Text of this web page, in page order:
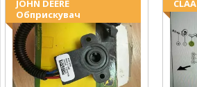
JOHN DEERE
Обприскувач